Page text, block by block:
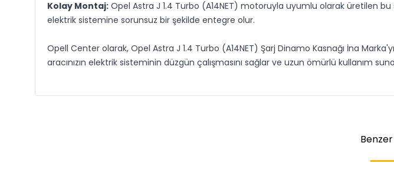
Kolay Montaj:Opel Astra J 1.4 Turbo (A14NET) motoruyla uyumlu olarak üretilen bu
elektrik sistemine sorunsuz bir şekilde entegre olur.
Opell Center olarak, Opel Astra J 1.4 Turbo (A14NET) Şarj Dinamo Kasnağı İna
aracınızın elektrik sisteminin düzgün çalışmasını sağlar ve uzun ömürlü kullanım
Benzer